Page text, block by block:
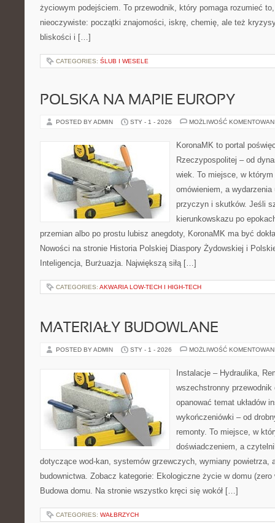
życiowym podejściem. To przewodnik, który pomaga rozumieć
nieoczywiste: początki znajomości, iskrę, chemię, ale też
bliskości i […]
CATEGORIES: ŚLUB I WESELE
POLSKA NA MAPIE EUROPY
POSTED BY ADMIN STY - 1 - 2026 MOŻLIWOŚĆ
KoronaMK to portal
Rzeczypospolitej – od
wiek. To miejsce, w
omówieniem, a
przyczyn i skutków. Jeśli
kierunkowskazu po
przemian albo po prostu lubisz anegdoty, KoronaMK ma być
Nowości na stronie Historia Polskiej Diaspory Żydowskiej i
Inteligencja, Burżuazja. Największą siłą […]
CATEGORIES: AKWARIA LOW-TECH I HIGH-TECH
MATERIAŁY BUDOWLANE
POSTED BY ADMIN STY - 1 - 2026 MOŻLIWOŚĆ
Instalacje – Hydraulika,
wszechstronny
opanować temat układów
wykończeniówki – od
remonty. To miejsce, w
doświadczeniem, a
dotyczące wod-kan, systemów grzewczych, wymiany powietrza,
budownictwa. Zobacz kategorie: Ekologiczne życie w domu
Budowa domu. Na stronie wszystko kręci się wokół […]
CATEGORIES: WAŁBRZYCH